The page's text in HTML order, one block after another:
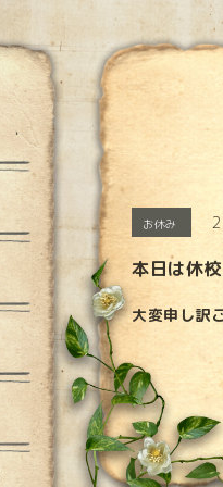
お休み
本日は休
大変申し訳